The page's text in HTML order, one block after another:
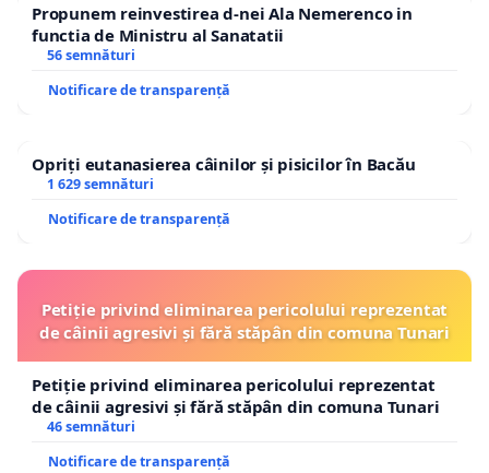
Propunem reinvestirea d-nei Ala Nemerenco in
functia de Ministru al Sanatatii
56 semnături
Notificare de transparență
Opriți eutanasierea câinilor și pisicilor în Bacău
1 629 semnături
Notificare de transparență
Petiție privind eliminarea pericolului reprezentat
de câinii agresivi și fără stăpân din comuna Tunari
Petiție privind eliminarea pericolului reprezentat
de câinii agresivi și fără stăpân din comuna Tunari
46 semnături
Notificare de transparență